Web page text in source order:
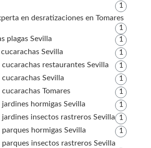
1
en desratizaciones en Tomares
1
plagas Sevilla
1
Sevilla
1
restaurantes Sevilla
1
Sevilla
1
Tomares
1
hormigas Sevilla
1
insectos rastreros Sevilla
1
hormigas Sevilla
1
insectos rastreros Sevilla